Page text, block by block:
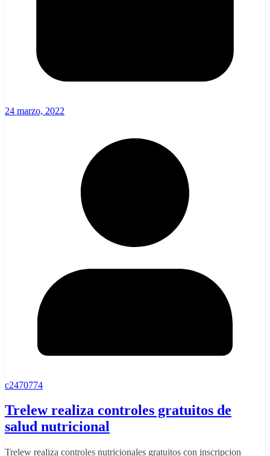
24 marzo, 2022
c2470774
Trelew realiza controles gratuitos de
salud nutricional
Trelew realiza controles nutricionales gratuitos con inscripcion